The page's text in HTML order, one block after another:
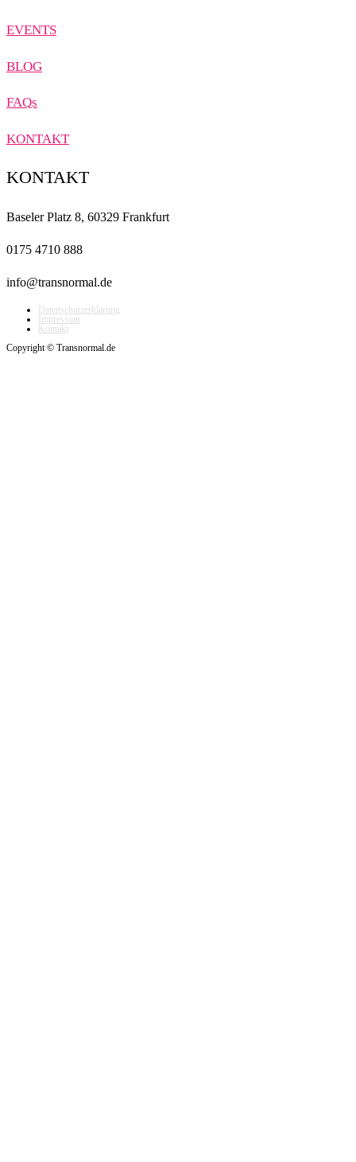
EVENTS
BLOG
FAQs
KONTAKT
KONTAKT
Baseler Platz 8, 60329 Frankfurt
0175 4710 888
info@transnormal.de
Datenschutzerklärung
Impressum
Kontakt
Copyright © Transnormal.de